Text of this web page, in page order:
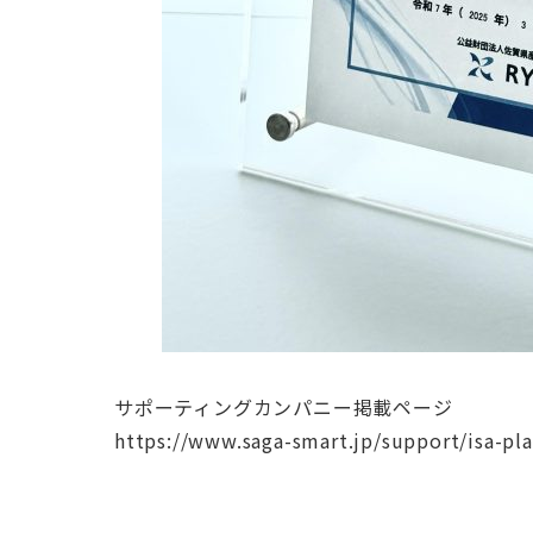
サポーティングカンパニー掲載ページ
https://www.saga-smart.jp/support/isa-